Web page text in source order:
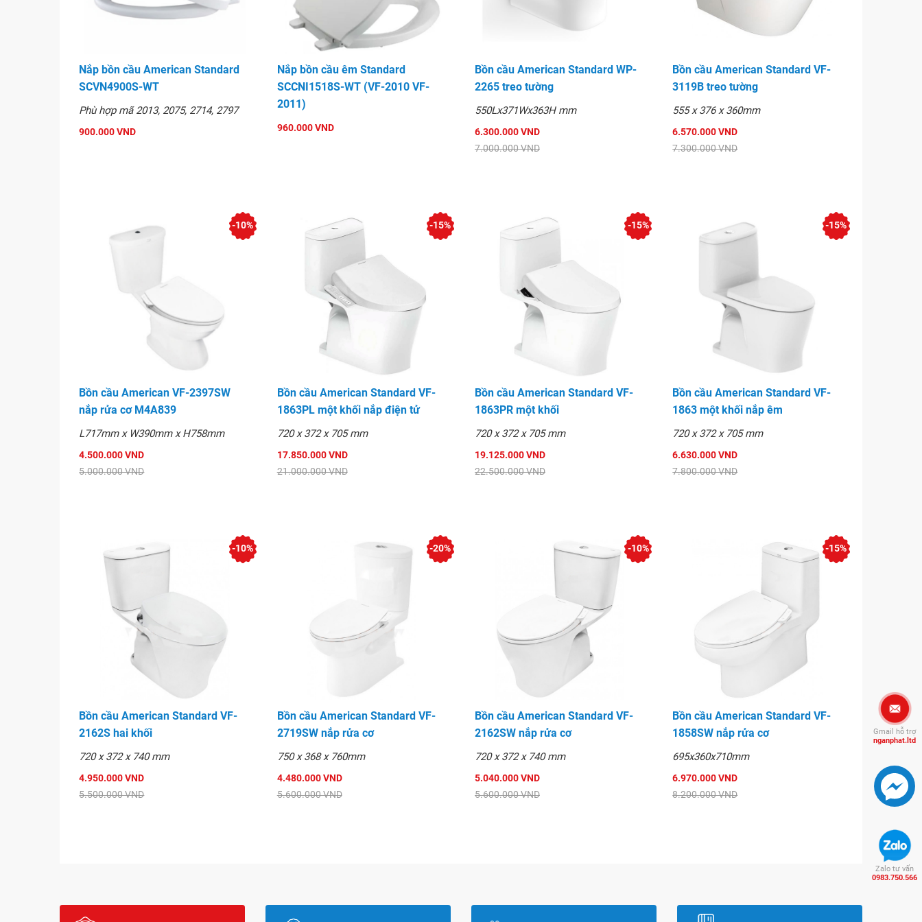
sáng
Lắp đặt và sử dụng dễ dàng
thương hiệu American standard về chất lượng rất tốt đã có mặt tại
thị trường Việt Nam khá lâu rồi. Uy tín chất lượng đã được khảng định. Chất
lượng men sứ tốt luôn trắng sáng dễ vệ sinh giá tốt sản phẩm nhiều ưu đãi.
Nắp bồn cầu American Standard
SCVN4900S-WT
Phù hợp mã 2013, 2075, 2714, 2797
900.000 VND
Nắp bồn cầu êm Standard
SCCNI1518S-WT (VF-2010 VF-
2011)
960.000 VND
Bồn cầu American Standard WP-
2265 treo tường
550Lx371Wx363H mm
6.300.000 VND
7.000.000 VND
Bồn cầu American Standard VF-
3119B treo tường
555 x 376 x 360mm
6.570.000 VND
7.300.000 VND
Bồn cầu American VF-2397SW
nắp rửa cơ M4A839
L717mm x W390mm x H758mm
4.500.000 VND
5.000.000 VND
-10%
Bồn cầu American Standard VF-
1863PL một khối nắp điện tử
720 x 372 x 705 mm
17.850.000 VND
21.000.000 VND
-15%
Bồn cầu American Standard VF-
1863PR một khối
720 x 372 x 705 mm
19.125.000 VND
22.500.000 VND
-15%
Bồn cầu American Standard VF-
1863 một khối nắp êm
720 x 372 x 705 mm
6.630.000 VND
7.800.000 VND
-15%
Bồn cầu American Standard VF-
2162S hai khối
720 x 372 x 740 mm
4.950.000 VND
5.500.000 VND
-10%
Bồn cầu American Standard VF-
2719SW nắp rửa cơ
750 x 368 x 760mm
4.480.000 VND
5.600.000 VND
-20%
Bồn cầu American Standard VF-
2162SW nắp rửa cơ
720 x 372 x 740 mm
5.040.000 VND
5.600.000 VND
-10%
Bồn cầu American Standard VF-
1858SW nắp rửa cơ
695x360x710mm
6.970.000 VND
8.200.000 VND
-15%
Gmail hỗ trợ
nganphat.ltd
Zalo tư vấn
0983.750.566